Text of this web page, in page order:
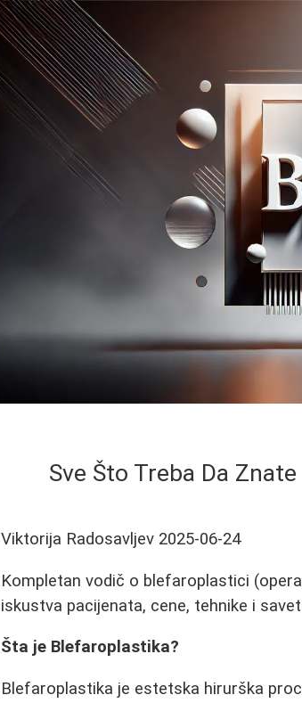
Sve Što Treba Da
Viktorija Radosavljev 2025-06-24
Kompletan vodič o blefaroplastici
iskustva pacijenata, cene, tehnike i
Šta je Blefaroplastika?
Blefaroplastika je estetska hirurška